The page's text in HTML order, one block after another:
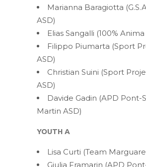
Marianna Baragiotta
ASD)
Elias Sangalli (100% Anima
Filippo Piumarta (Sport
ASD)
Christian Suini (Sport
ASD)
Davide Gadin (APD Pont-
Martin ASD)
YOUTH A
Lisa Curti (Team
Giulia Framarin (APD